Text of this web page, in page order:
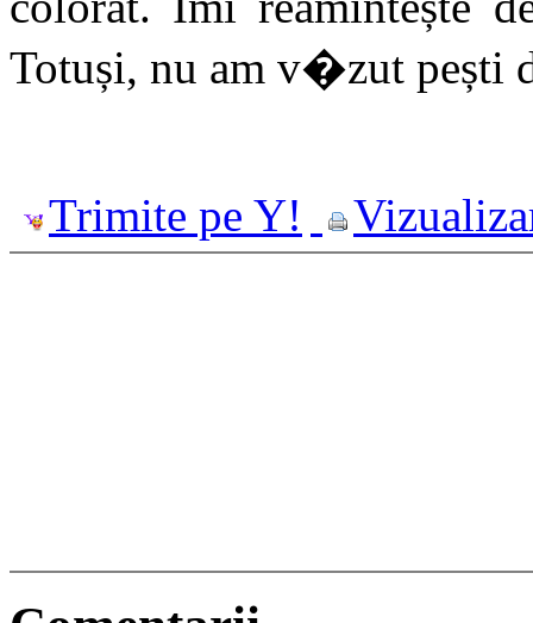
Totuși, nu am v�zut pești
Trimite pe Y!